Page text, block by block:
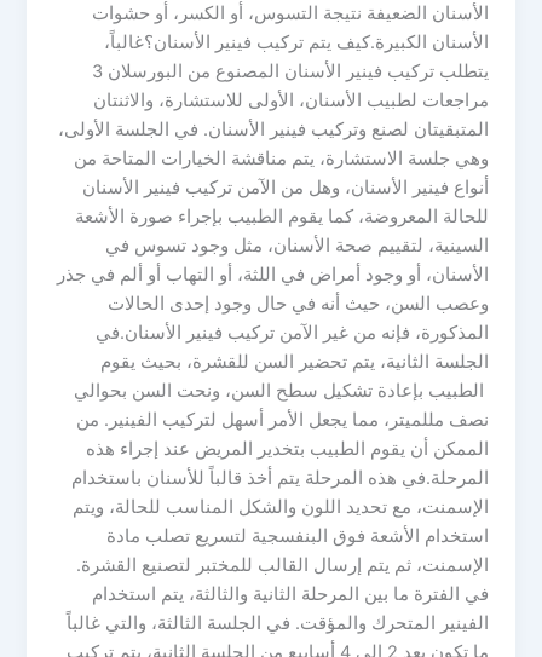
الأسنان الضعيفة نتيجة التسوس، أو الكسر، أو حشوات
الأسنان الكبيرة.كيف يتم تركيب فينير الأسنان؟غالباً،
يتطلب تركيب فينير الأسنان المصنوع من البورسلان 3
مراجعات لطبيب الأسنان، الأولى للاستشارة، والاثنتان
المتبقيتان لصنع وتركيب فينير الأسنان. في الجلسة الأولى،
وهي جلسة الاستشارة، يتم مناقشة الخيارات المتاحة من
أنواع فينير الأسنان، وهل من الآمن تركيب فينير الأسنان
للحالة المعروضة، كما يقوم الطبيب بإجراء صورة الأشعة
السينية، لتقييم صحة الأسنان، مثل وجود تسوس في
الأسنان، أو وجود أمراض في اللثة، أو التهاب أو ألم في جذر
وعصب السن، حيث أنه في حال وجود إحدى الحالات
المذكورة، فإنه من غير الآمن تركيب فينير الأسنان.في
الجلسة الثانية، يتم تحضير السن للقشرة، بحيث يقوم
الطبيب بإعادة تشكيل سطح السن، ونحت السن بحوالي
نصف مللميتر، مما يجعل الأمر أسهل لتركيب الفينير. من
الممكن أن يقوم الطبيب بتخدير المريض عند إجراء هذه
المرحلة.في هذه المرحلة يتم أخذ قالباً للأسنان باستخدام
الإسمنت، مع تحديد اللون والشكل المناسب للحالة، ويتم
استخدام الأشعة فوق البنفسجية لتسريع تصلب مادة
الإسمنت، ثم يتم إرسال القالب للمختبر لتصنيع القشرة.
في الفترة ما بين المرحلة الثانية والثالثة، يتم استخدام
الفينير المتحرك والمؤقت. في الجلسة الثالثة، والتي غالباً
ما تكون بعد 2 إلى 4 أسابيع من الجلسة الثانية، يتم تركيب